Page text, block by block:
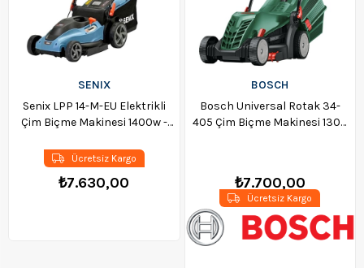
SENIX
Senix LPP 14-M-EU Elektrikli
Çim Biçme Makinesi 1400w -
₺7.630,00
Ücretsiz Kargo
BOSCH
Bosch Universal Rotak 34-
405 Çim Biçme Makinesi 1300
₺7.700,00
Ücretsiz Kargo